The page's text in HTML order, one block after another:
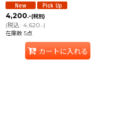
4,200.-(税別)
(税込: 4,620.-)
在庫数 5点
カートに入れる